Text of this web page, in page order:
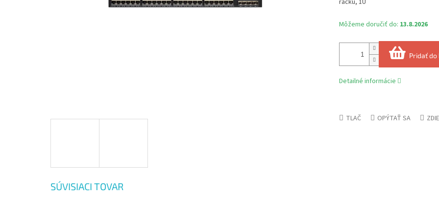
Môžeme doručiť do: 13.8.2026
Pridať do
racku, 1U
Detailné informácie
TLAČ OPÝTAŤ SA
SÚVISIACI TOVAR